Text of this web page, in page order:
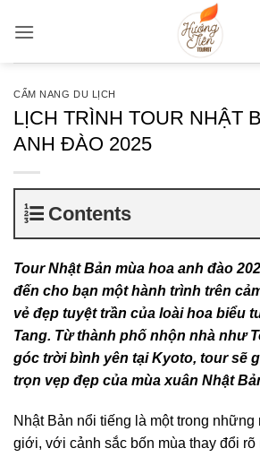
qua
CẨM NANG DU LỊCH
LỊCH TRÌNH TOUR NHẬT
ANH ĐÀO 2025
Contents
Tour Nhật Bản mùa hoa anh đào
đến cho bạn một hành trình trên
vẻ đẹp tuyệt trần của loài hoa biểu
Tang. Từ thành phố nhộn nhà như
góc trời bình yên tại Kyoto, tour sẽ
trọn vẹp đẹp của mùa xuân Nhật
Nhật Bản nổi tiếng là một trong
giới, với cảnh sắc bốn mùa thay đổi rõ